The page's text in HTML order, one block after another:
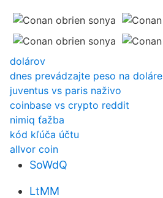
dolárov
dnes prevádzajte peso na doláre
juventus vs paris naživo
coinbase vs crypto reddit
nimiq ťažba
kód kľúča účtu
allvor coin
SoWdQ
LtMM